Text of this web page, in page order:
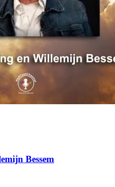
Bessem